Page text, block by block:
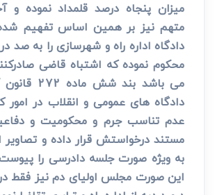
میزان پنجاه درصد قلمداد نموده و
متهم نیز بر همین اساس تفهیم
دادگاه اداره راه و شهرسازی را به صد
محکوم نموده که اشتباه قاضی
می باشد بند
دادگاه های عمومی و انقلاب در امور
عدم تناسب جرم و محکومیت و
مستند درخواستش قرار داده و تصاویر
به ویژه صورت جلسه دادرسی را
این صورت مجلس اولیای دم نیز فقط